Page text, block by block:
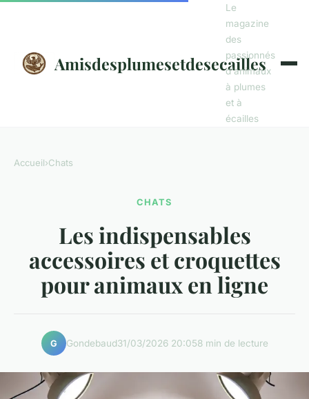
Amisdesplumesetdesecailles
Le
magazine
des
passionnés
d'animaux
à plumes
et à
écailles
Accueil›Chats
CHATS
Les indispensables
accessoires et croquettes
pour animaux en ligne
G Gondebaud31/03/2026 20:058 min de lecture